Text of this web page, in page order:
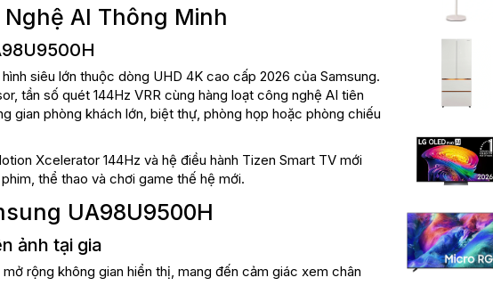
AI Thông Minh
siêu lớn thuộc dòng UHD 4K cao cấp 2026 của Samsung.
tần số quét 144Hz VRR cùng hàng loạt công nghệ AI tiên
gian phòng khách lớn, biệt thự, phòng họp hoặc phòng chiếu
Xcelerator 144Hz và hệ điều hành Tizen Smart TV mới
thể thao và chơi game thế hệ mới.
UA98U9500H
ảnh tại gia
rộng không gian hiển thị, mang đến cảm giác xem chân